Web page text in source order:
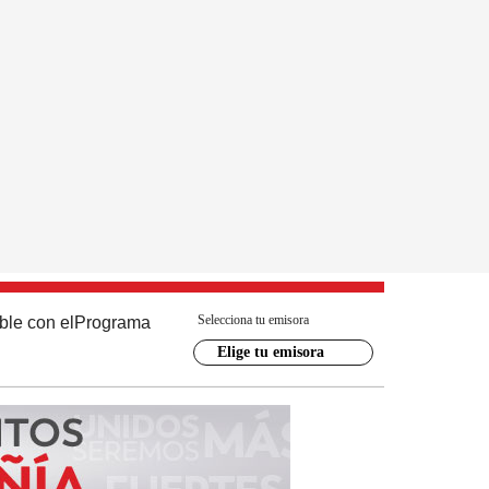
con el Programa Selecciona tu emisora
Elige tu emisora